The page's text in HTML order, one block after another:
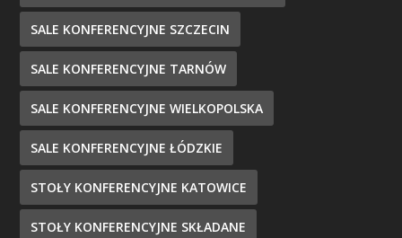
SALE KONFERENCYJNE SZCZECIN
SALE KONFERENCYJNE TARNÓW
SALE KONFERENCYJNE WIELKOPOLSKA
SALE KONFERENCYJNE ŁÓDZKIE
STOŁY KONFERENCYJNE KATOWICE
STOŁY KONFERENCYJNE SKŁADANE